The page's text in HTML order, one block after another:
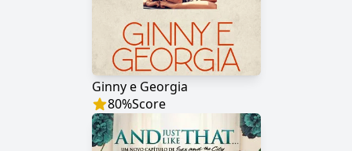
Ginny e Georgia
80%Score